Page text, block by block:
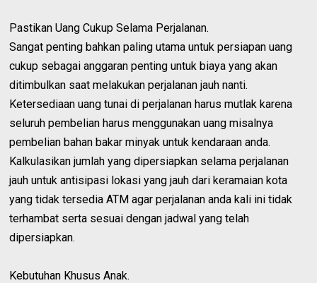
Pastikan Uang Cukup Selama Perjalanan.
Sangat penting bahkan paling utama untuk persiapan uang
cukup sebagai anggaran penting untuk biaya yang akan
ditimbulkan saat melakukan perjalanan jauh nanti.
Ketersediaan uang tunai di perjalanan harus mutlak karena
seluruh pembelian harus menggunakan uang misalnya
pembelian bahan bakar minyak untuk kendaraan anda.
Kalkulasikan jumlah yang dipersiapkan selama perjalanan
jauh untuk antisipasi lokasi yang jauh dari keramaian kota
yang tidak tersedia ATM agar perjalanan anda kali ini tidak
terhambat serta sesuai dengan jadwal yang telah
dipersiapkan.
Kebutuhan Khusus Anak.